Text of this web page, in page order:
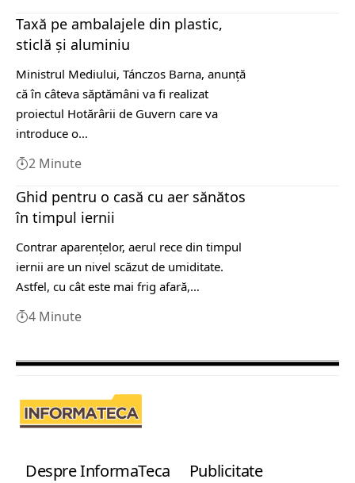
Taxă pe ambalajele din plastic,
sticlă şi aluminiu
Ministrul Mediului, Tánczos Barna, anunţă
că în câteva săptămâni va fi realizat
proiectul Hotărârii de Guvern care va
introduce o…
2 Minute
Ghid pentru o casă cu aer sănătos
în timpul iernii
Contrar aparențelor, aerul rece din timpul
iernii are un nivel scăzut de umiditate.
Astfel, cu cât este mai frig afară,…
4 Minute
Despre InformaTeca Publicitate